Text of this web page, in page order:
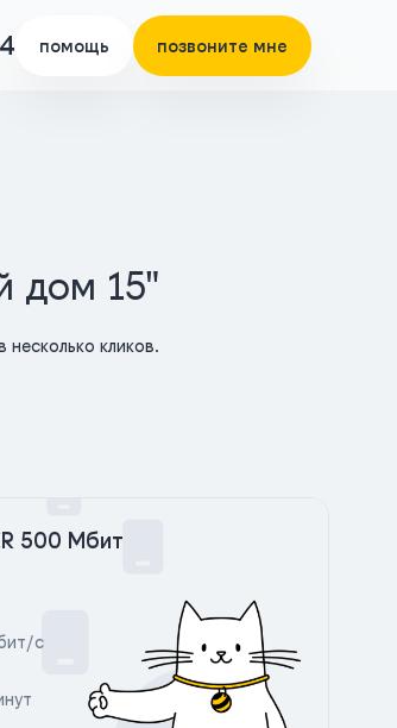
помощь позвоните мне
дом 15"
кликов.
500 Мбит
с